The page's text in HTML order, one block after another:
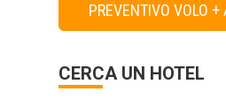
PREVENTIVO VOLO +
CERCA UN HOTEL